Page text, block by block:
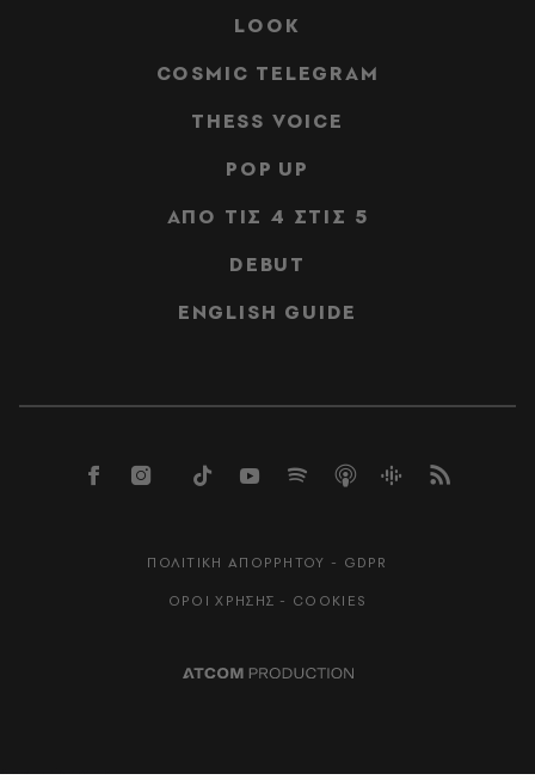
LOOK
COSMIC TELEGRAM
THESS VOICE
POP UP
ΑΠΟ ΤΙΣ 4 ΣΤΙΣ 5
DEBUT
ENGLISH GUIDE
ΠΟΛΙΤΙΚΗ ΑΠΟΡΡΗΤΟΥ - GDPR
ΟΡΟΙ ΧΡΗΣΗΣ - COOKIES